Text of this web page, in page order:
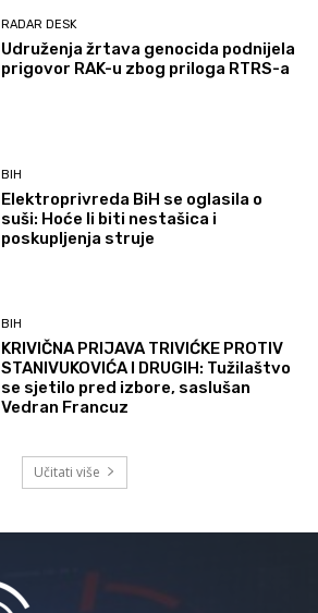
RADAR DESK
Udruženja žrtava genocida podnijela
prigovor RAK-u zbog priloga RTRS-a
BIH
Elektroprivreda BiH se oglasila o
suši: Hoće li biti nestašica i
poskupljenja struje
BIH
KRIVIČNA PRIJAVA TRIVIĆKE PROTIV
STANIVUKOVIĆA I DRUGIH: Tužilaštvo
se sjetilo pred izbore, saslušan
Vedran Francuz
Učitati više